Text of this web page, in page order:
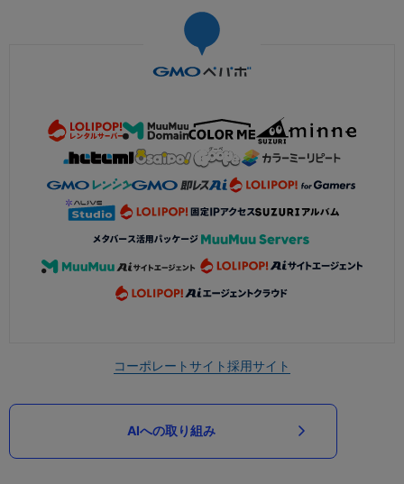
コーポレートサイト採用サイト
AIへの取り組み